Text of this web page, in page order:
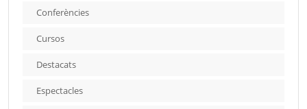
Conferències
Cursos
Destacats
Espectacles